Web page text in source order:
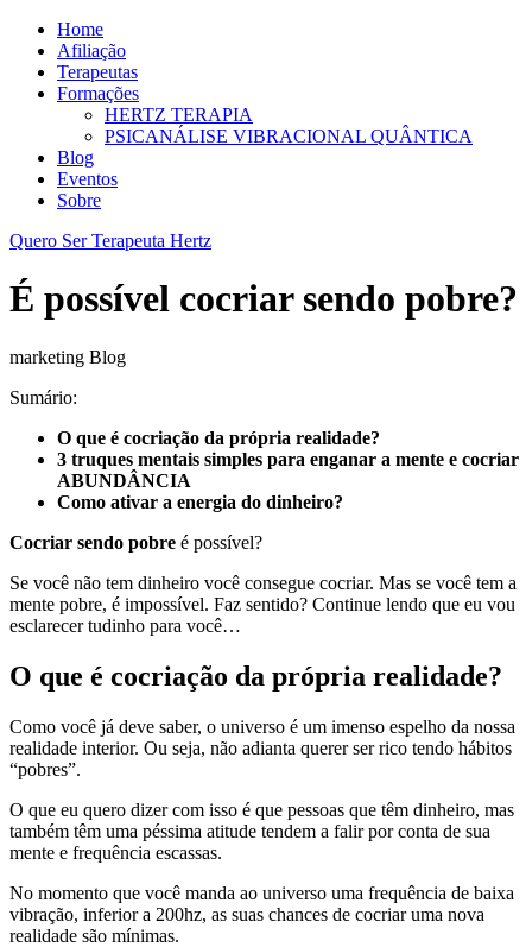
Home
Afiliação
Terapeutas
Formações
HERTZ TERAPIA
PSICANÁLISE VIBRACIONAL QUÂNTICA
Blog
Eventos
Sobre
Quero Ser Terapeuta Hertz
É possível cocriar sendo pobre?
marketing Blog
Sumário:
O que é cocriação da própria realidade?
3 truques mentais simples para enganar a mente e cocriar
ABUNDÂNCIA
Como ativar a energia do dinheiro?
Cocriar sendo pobre é possível?
Se você não tem dinheiro você consegue cocriar. Mas se você tem a
mente pobre, é impossível. Faz sentido? Continue lendo que eu vou
esclarecer tudinho para você…
O que é cocriação da própria realidade?
Como você já deve saber, o universo é um imenso espelho da nossa
realidade interior. Ou seja, não adianta querer ser rico tendo hábitos
“pobres”.
O que eu quero dizer com isso é que pessoas que têm dinheiro, mas
também têm uma péssima atitude tendem a falir por conta de sua
mente e frequência escassas.
No momento que você manda ao universo uma frequência de baixa
vibração, inferior a 200hz, as suas chances de cocriar uma nova
realidade são mínimas.